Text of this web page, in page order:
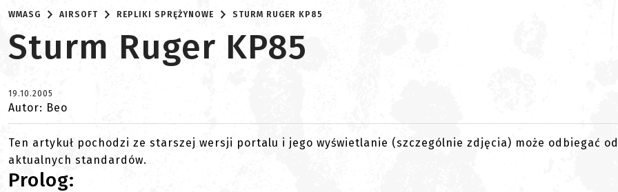
WMASG AIRSOFT REPLIKI SPRĘŻYNOWE STURM RUGER KP85
Sturm Ruger KP85
19.10.2005
Autor: Beo
Ten artykuł pochodzi ze starszej wersji portalu i jego wyświetlanie (szczególnie zdjęcia) może odbiegać od
aktualnych standardów.
Prolog: